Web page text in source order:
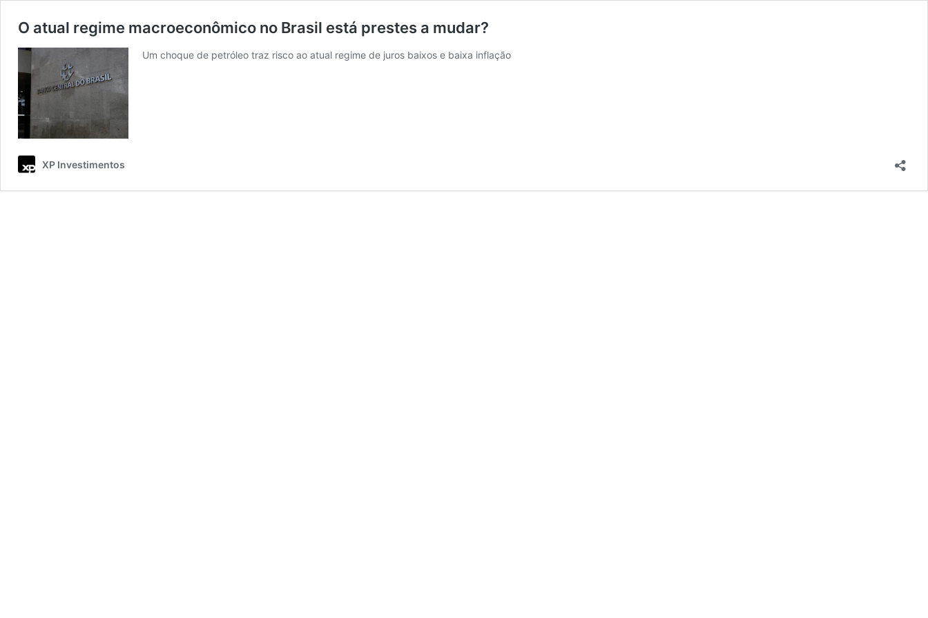
O atual regime macroeconômico no Brasil está prestes a mudar?
Um choque de petróleo traz risco ao atual regime de juros baixos e baixa inflação
XP Investimentos